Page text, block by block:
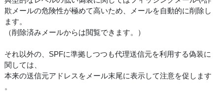
欺メールの危険性が極めて高いため、メールを自動的に削除し
ます。
（削除済みメールからは閲覧できます。）
それ以外の、SPFに準拠しつつも代理送信元を利用する偽装に
関しては、
本来の送信元アドレスをメール末尾に表示して注意を促します
。